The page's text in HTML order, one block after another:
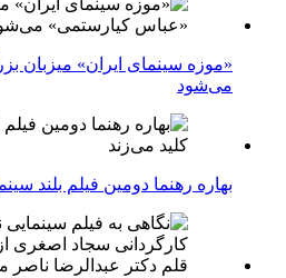
«موزه سینمای ایران» میزبان
می‌شود
بهاره رهنما دومین فیلم بلند